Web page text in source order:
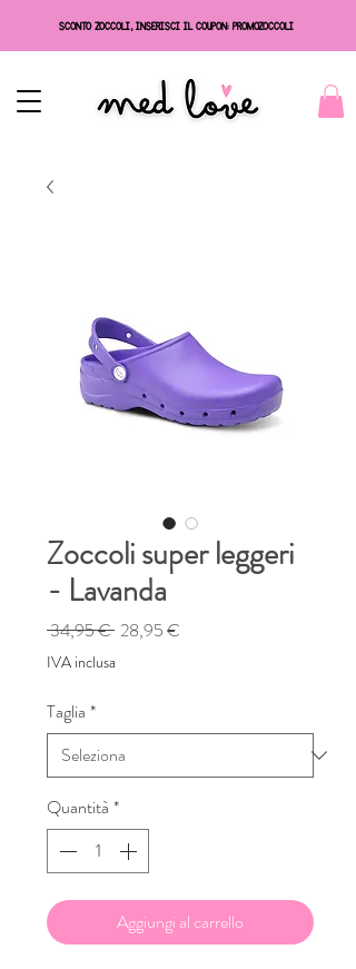
SCONTO ZOCCOLI, INSERISCI IL COUPON: PROMOZOCCOLI
Zoccoli super leggeri
- Lavanda
34,95 € Prezzo
28,95 €
IVA inclusa
Taglia *
Quantità *
Aggiungi al carrello